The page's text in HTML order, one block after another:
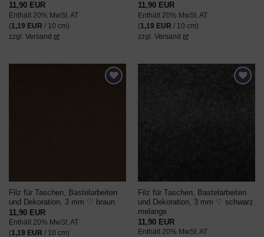
11,90 EUR
Enthält 20% MwSt. AT
(1,19 EUR / 10 cm)
zzgl. Versand
11,90 EUR
Enthält 20% MwSt. AT
(1,19 EUR / 10 cm)
zzgl. Versand
Filz für Taschen, Bastelarbeiten
und Dekoration, 3 mm ♡ braun
11,90 EUR
Enthält 20% MwSt. AT
(1,19 EUR / 10 cm)
Filz für Taschen, Bastelarbeiten
und Dekoration, 3 mm ♡ schwarz
melange
11,90 EUR
Enthält 20% MwSt. AT